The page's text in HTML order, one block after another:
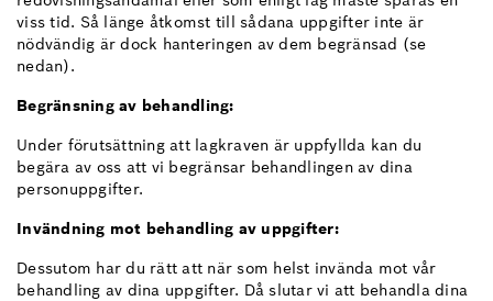
viss tid. Så länge åtkomst till sådana uppgifter inte är
nödvändig är dock hanteringen av dem begränsad (se
nedan).
Begränsning av behandling:
Under förutsättning att lagkraven är uppfyllda kan du
begära av oss att vi begränsar behandlingen av dina
personuppgifter.
Invändning mot behandling av uppgifter:
Dessutom har du rätt att när som helst invända mot vår
behandling av dina uppgifter. Då slutar vi att behandla dina